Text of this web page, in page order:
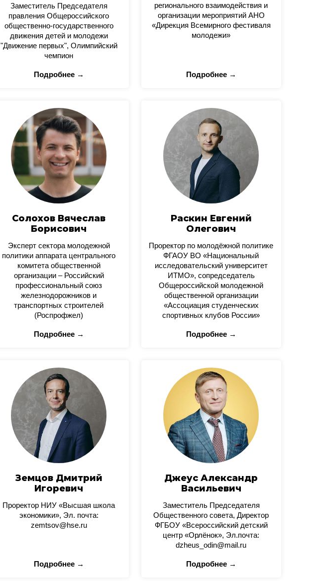
Заместитель Председателя
правления Общероссийского
общественно-государственного
движения детей и молодежи
"Движение первых", Олимпийский
чемпион
Подробнее →
регионального взаимодействия и
организации мероприятий АНО
«Дирекция Всемирного фестиваля
молодежи»
Подробнее →
Солохов Вячеслав
Борисович
Эксперт сектора молодежной
политики аппарата центрального
комитета общественной
организации – Российский
профессиональный союз
железнодорожников и
транспортных строителей
(Роспрофжел)
Подробнее →
Раскин Евгений
Олегович
Проректор по молодёжной политике
ФГАОУ ВО «Национальный
исследовательский университет
ИТМО», сопредседатель
Общероссийской молодежной
общественной организации
«Ассоциация студенческих
спортивных клубов России»
Подробнее →
Земцов Дмитрий
Игоревич
Проректор НИУ «Высшая школа
экономики», Эл. почта:
zemtsov@hse.ru
Подробнее →
Джеус Александр
Васильевич
Заместитель Председателя
Общественного совета, Директор
ФГБОУ «Всероссийский детский
центр «Орлёнок», Эл.почта:
dzheus_odin@mail.ru
Подробнее →